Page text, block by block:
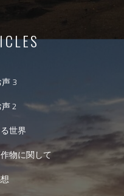
3
2
世界
物に関して